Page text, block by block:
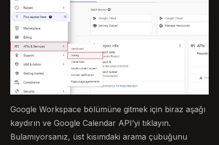
Google Workspace bölümüne gitmek için biraz aşağı
kaydırın ve Google Calendar API’yi tıklayın.
Bulamıyorsanız, üst kısımdaki arama çubuğunu